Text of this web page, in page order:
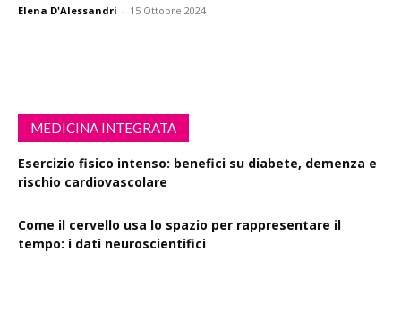
Elena D'Alessandri - 15 Ottobre 2024
MEDICINA INTEGRATA
Esercizio fisico intenso: benefici su diabete, demenza e
rischio cardiovascolare
Come il cervello usa lo spazio per rappresentare il
tempo: i dati neuroscientifici